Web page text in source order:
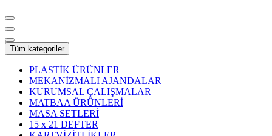
Tüm kategoriler
PLASTİK ÜRÜNLER
MEKANİZMALI AJANDALAR
KURUMSAL ÇALIŞMALAR
MATBAA ÜRÜNLERİ
MASA SETLERİ
15 x 21 DEFTER